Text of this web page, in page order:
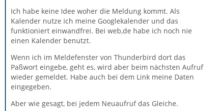
Ich habe keine Idee woher die Meldung kommt. Als
Kalender nutze ich meine Googlekalender und das
funktioniert einwandfrei. Bei web,de habe ich noch nie
einen Kalender benutzt.
Wenn ich im Meldefenster von Thunderbird dort das
Paßwort eingebe, geht es, wird aber beim nächsten Aufruf
wieder gemeldet. Habe auch bei dem Link meine Daten
eingegeben.
Aber wie gesagt, bei jedem Neuaufruf das Gleiche.